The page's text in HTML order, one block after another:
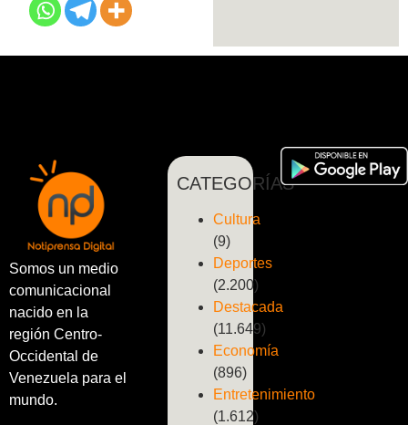
Somos un medio
comunicacional
nacido en la
región Centro-
Occidental de
Venezuela para el
mundo.
CATEGORÍAS
Cultura
(9)
Deportes
(2.200)
Destacada
(11.649)
Economía
(896)
Entretenimiento
(1.612)